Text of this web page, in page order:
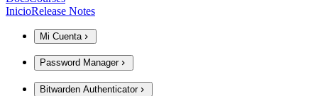
InicioRelease Notes
Mi Cuenta
Password Manager
Bitwarden Authenticator